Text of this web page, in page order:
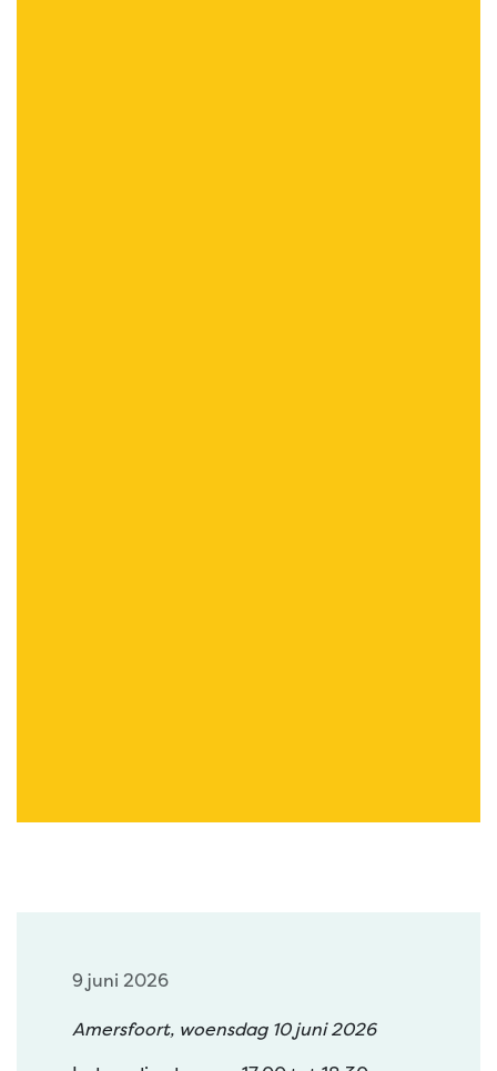
9 juni 2026
Amersfoort, woensdag 10 juni 2026